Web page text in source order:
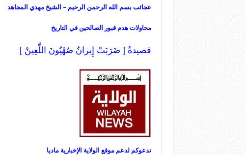
عجائب بسم الله الرحمن الرحيم – الشيخ مهدي المجاهد
محاولات هدم قبور الصالحين في التاريخ
قصيدةُ [ ضَرَبَتْ إِيرانُ صُهْيُونَ اللَّعِينْ ]
ندعوكم لدعم موقع الولاية الإخبارية ماديا